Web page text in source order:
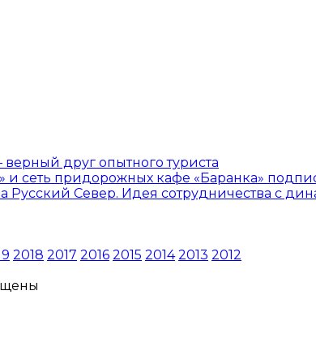
верный друг опытного туриста
и сеть придорожных кафе «Баранка»
Русский Север. Идея сотрудничества с
2018 2017 2016 2015 2014 2013 2012